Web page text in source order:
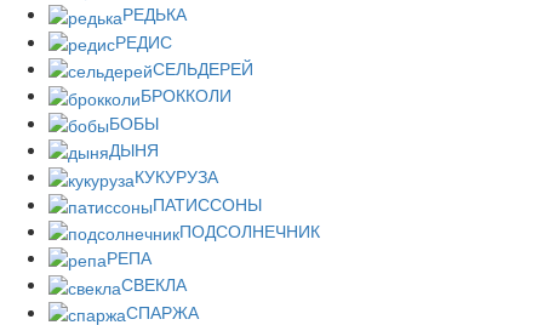
РЕДЬКА
РЕДИС
СЕЛЬДЕРЕЙ
БРОККОЛИ
БОБЫ
ДЫНЯ
КУКУРУЗА
ПАТИССОНЫ
ПОДСОЛНЕЧНИК
РЕПА
СВЕКЛА
СПАРЖА